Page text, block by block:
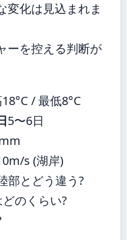
変化は見込まれま
ーを控える判断が
/ 最低8°C
5〜6日
s (湖岸)
部とどう違う?
のくらい?